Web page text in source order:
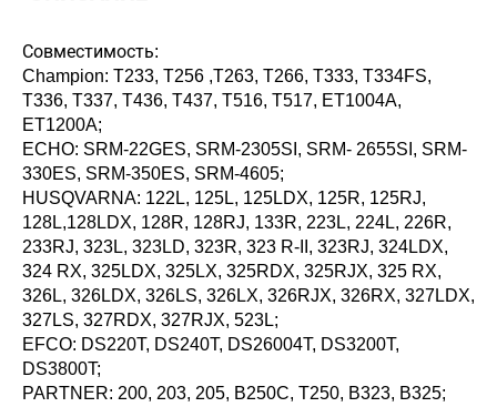
Совместимость:
Champion: Т233, Т256 ,Т263, Т266, Т333, Т334FS,
Т336, Т337, Т436, Т437, Т516, Т517, ET1004A,
ET1200A;
ECHO: SRM-22GES, SRM-2305SI, SRM- 2655SI, SRM-
330ES, SRM-350ES, SRM-4605;
HUSQVARNA: 122L, 125L, 125LDX, 125R, 125RJ,
128L,128LDX, 128R, 128RJ, 133R, 223L, 224L, 226R,
233RJ, 323L, 323LD, 323R, 323 R-II, 323RJ, 324LDX,
324 RX, 325LDX, 325LX, 325RDX, 325RJX, 325 RX,
326L, 326LDX, 326LS, 326LX, 326RJX, 326RX, 327LDX,
327LS, 327RDX, 327RJX, 523L;
EFCO: DS220T, DS240T, DS26004T, DS3200T,
DS3800T;
PARTNER: 200, 203, 205, B250C, T250, B323, B325;